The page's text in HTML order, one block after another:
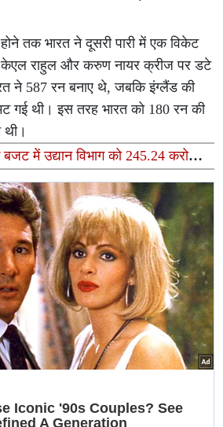
तक भारत ने दूसरी पारी में एक विकेट
केएल राहुल और करुण नायर क्रीज पर डटे
ने 587 रन बनाए थे, जबकि इंग्लैंड की
गई थी। इस तरह भारत को 180 रन की
थी।
में उद्यान विभाग को 245.24 करोड़
सीधा लाभ: दिनेश प्रताप सिंह